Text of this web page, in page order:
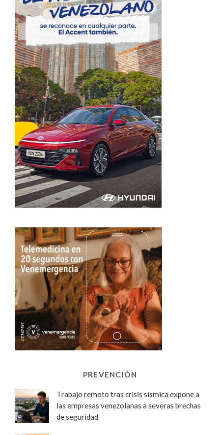
PREVENCIÓN
Trabajo remoto tras crisis sísmica expone a
las empresas venezolanas a severas brechas
de seguridad